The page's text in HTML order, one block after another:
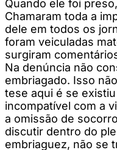
Quando ele foi
Chamaram toda a
dele em todos os
foram veiculadas
surgiram
Na denúncia não
embriagado. Isso
tese aqui é se
incompatível com a
a omissão de
discutir dentro do
embriaguez, não se